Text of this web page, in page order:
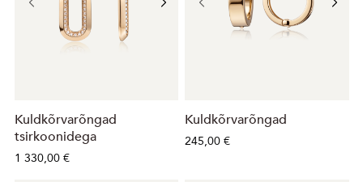
Kuldkõrvarõngad
tsirkoonidega
1 330,00 €
Kuldkõrvarõngad
245,00 €